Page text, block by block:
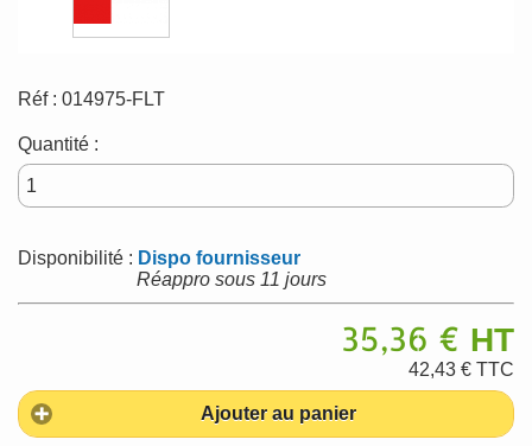
Réf : 014975-FLT
Quantité :
Disponibilité : Dispo fournisseur
Réappro sous 11 jours
35,36 € HT
42,43 € TTC
Ajouter au panier